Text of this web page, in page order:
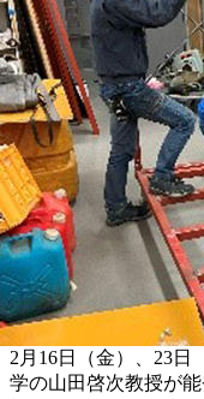
2月16日（金）、23日
学の山田啓次教授が